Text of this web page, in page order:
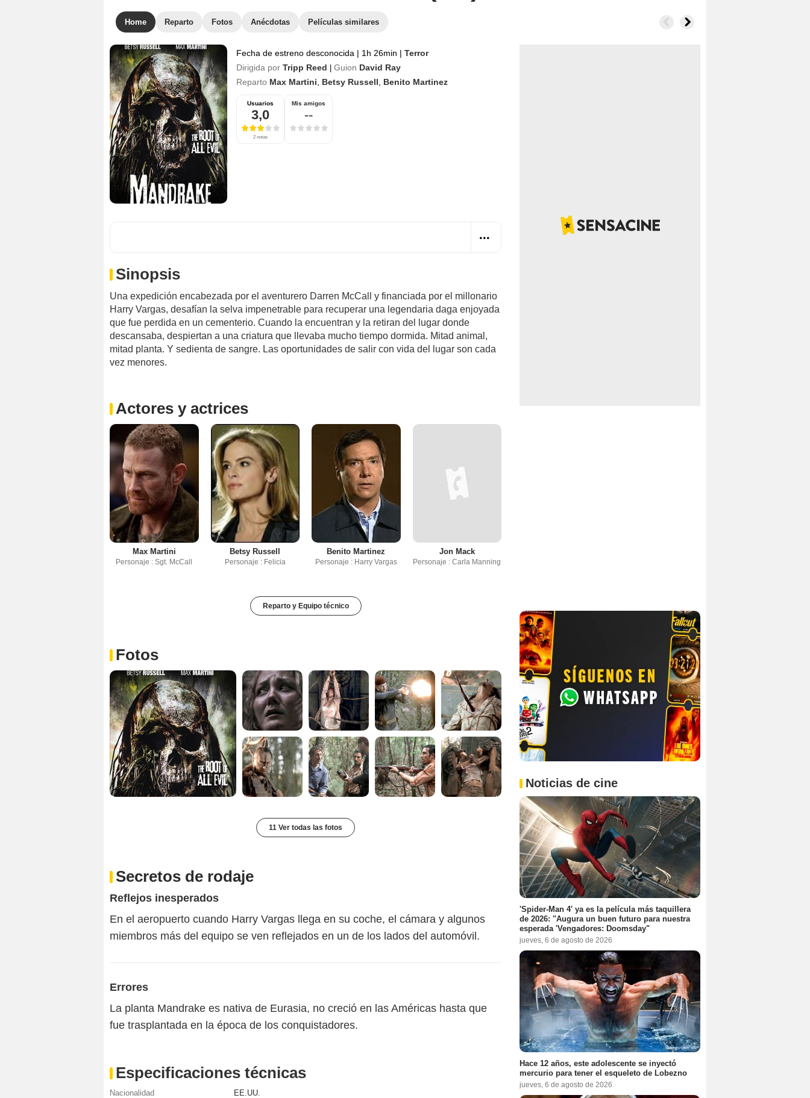
Home Reparto Fotos Anécdotas Películas similares
Fecha de estreno desconocida | 1h 26min | Terror
Dirigida por Tripp Reed Guion David Ray
Reparto Max Martini Betsy Russell Benito Martinez
Usuarios
3,0
2 notas
Mis amigos
--
Sinopsis
Una expedición encabezada por el aventurero Darren McCall y financiada por el millonario
Harry Vargas, desafían la selva impenetrable para recuperar una legendaria daga enjoyada
que fue perdida en un cementerio. Cuando la encuentran y la retiran del lugar donde
descansaba, despiertan a una criatura que llevaba mucho tiempo dormida. Mitad animal,
mitad planta. Y sedienta de sangre. Las oportunidades de salir con vida del lugar son cada
vez menores.
Actores y actrices
Max Martini
Personaje : Sgt. McCall
Betsy Russell
Personaje : Felicia
Benito Martinez
Personaje : Harry Vargas
Jon Mack
Personaje : Carla Manning
Reparto y Equipo técnico
Fotos
11 Ver todas las fotos
Secretos de rodaje
Reflejos inesperados
En el aeropuerto cuando Harry Vargas llega en su coche, el cámara y algunos
miembros más del equipo se ven reflejados en un de los lados del automóvil.
Errores
La planta Mandrake es nativa de Eurasia, no creció en las Américas hasta que
fue trasplantada en la época de los conquistadores.
Especificaciones técnicas
Nacionalidad
EE.UU.
Noticias de cine
'Spider-Man 4' ya es la película más taquillera
de 2026: "Augura un buen futuro para nuestra
esperada 'Vengadores: Doomsday"
jueves, 6 de agosto de 2026
Hace 12 años, este adolescente se inyectó
mercurio para tener el esqueleto de Lobezno
jueves, 6 de agosto de 2026